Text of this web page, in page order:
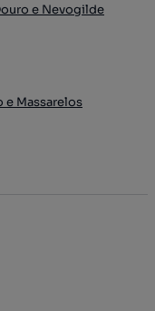
e Nevogilde
e Massarelos